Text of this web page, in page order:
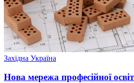
Західна Україна
Нова мережа професійної